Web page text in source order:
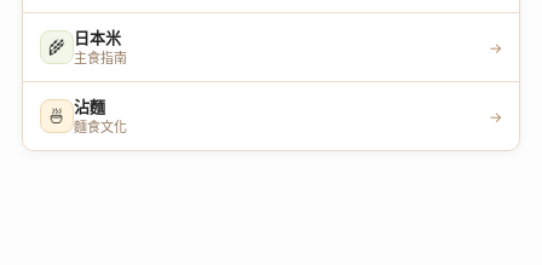
🌾 日本米
主食指南
→
🍜 沾麵
麵食文化
→